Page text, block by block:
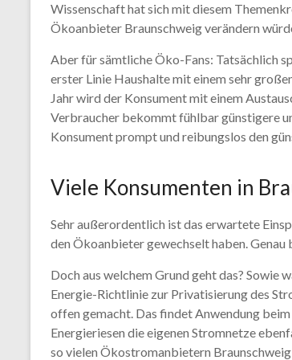
Wissenschaft hat sich mit diesem
Ökoanbieter Braunschweig verändern
Aber für sämtliche Öko-Fans: Tatsächlich
erster Linie Haushalte mit einem sehr
Jahr wird der Konsument mit einem
Verbraucher bekommt fühlbar günstigere
Konsument prompt und reibungslos den
Viele Konsumenten in
Sehr außerordentlich ist das erwartete
den Ökoanbieter gewechselt haben.
Doch aus welchem Grund geht das? Sowie
Energie-Richtlinie zur Privatisierung des
offen gemacht. Das findet Anwendung
Energieriesen die eigenen Stromnetze
so vielen Ökostromanbietern